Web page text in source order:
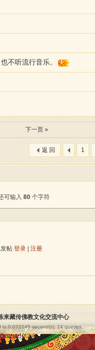
不听流行音乐。
下一页 »
1
返 回
可输入 80 个字符
帖 登录| 注册
来藏传佛教文化交流中心
in 0.072245 second(s), 14 queries .
Discuz! X3.4